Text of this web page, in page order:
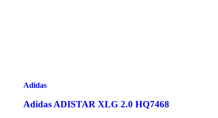
Adidas
Adidas ADISTAR XLG 2.0 HQ7468